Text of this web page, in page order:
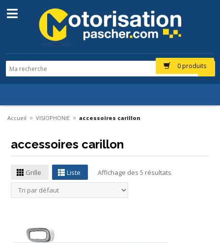
0 produits
Accueil » VISIOPHONIE » accessoires carillon
accessoires carillon
Grille Liste Affichage des 5 résultats